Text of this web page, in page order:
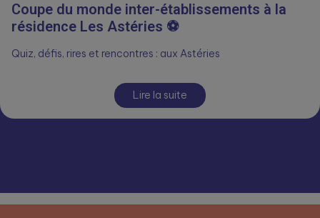
Coupe du monde inter-établissements à la
résidence Les Astéries ⚽
Quiz, défis, rires et rencontres : aux Astéries
Lire la suite